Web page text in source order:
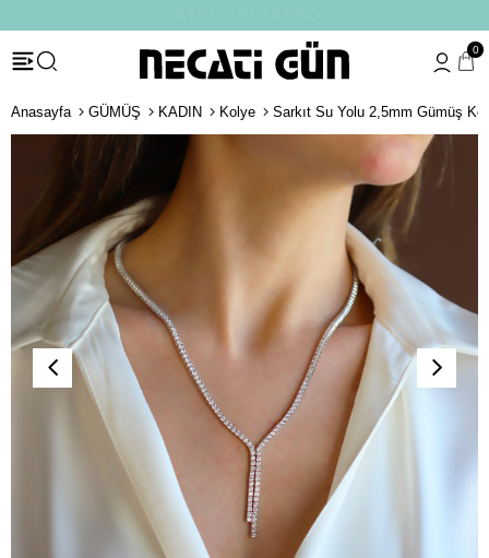
0
Anasayfa GÜMÜŞ KADIN Kolye Sarkıt Su Yolu 2,5mm Gümüş